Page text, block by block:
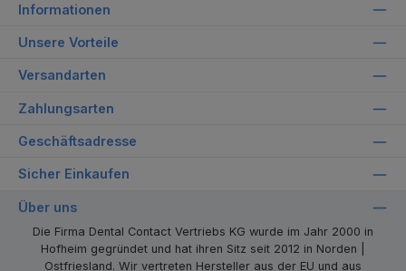
Informationen
Unsere Vorteile
Versandarten
Zahlungsarten
Geschäftsadresse
Sicher Einkaufen
Über uns
Die Firma Dental Contact Vertriebs KG wurde im Jahr 2000 in
Hofheim gegründet und hat ihren Sitz seit 2012 in Norden |
Ostfriesland. Wir vertreten Hersteller aus der EU und aus